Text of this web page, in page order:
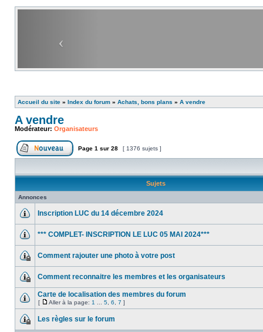
Accueil du site » Index du forum » Achats, bons plans » A vendre
A vendre
Modérateur: Organisateurs
Page 1 sur 28 [ 1376 sujets ]
Sujets
Annonces
Inscription LUC du 14 décembre 2024
*** COMPLET- INSCRIPTION LE LUC 05 MAI 2024***
Comment rajouter une photo à votre post
Comment reconnaitre les membres et les organisateurs
Carte de localisation des membres du forum
[ Aller à la page: 1 5 6 7 ]
Les règles sur le forum